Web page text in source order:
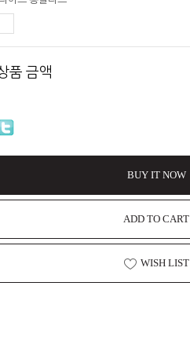
품 금액
BUY IT NOW
ADD TO CART
WISH LIST